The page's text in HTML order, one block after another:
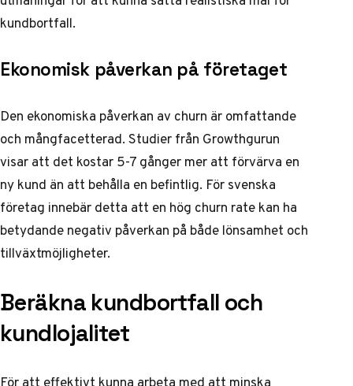
kundbortfall.
Ekonomisk påverkan på företaget
Den ekonomiska påverkan av churn är omfattande
och mångfacetterad. Studier från Growthgurun
visar att det kostar 5-7 gånger mer att förvärva en
ny kund än att behålla en befintlig. För svenska
företag innebär detta att en hög churn rate kan ha
betydande negativ påverkan på både lönsamhet och
tillväxtmöjligheter.
Beräkna kundbortfall och
kundlojalitet